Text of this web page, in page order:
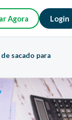
Agora Login
sacado para